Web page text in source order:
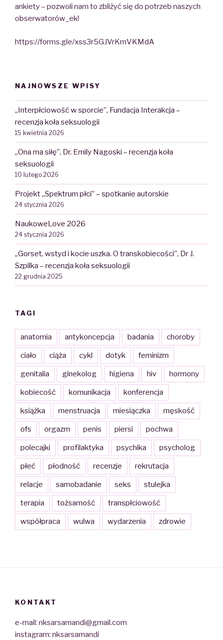
ankiety – pozwoli nam to zbliżyć się do potrzeb naszych
obserwatorów_ek!
https://forms.gle/xss3r5GJVrKmVKMdA
NAJNOWSZE WPISY
„Interpłciowość w sporcie”, Fundacja Interakcja –
recenzja koła seksuologii
15 kwietnia 2026
„Ona ma siłę”, Dr. Emily Nagoski – recenzja koła
seksuologii
10 lutego 2026
Projekt „Spektrum płci” – spotkanie autorskie
24 stycznia 2026
NaukoweLove 2026
24 stycznia 2026
„Gorset, wstyd i kocie uszka. O transkobiecości”, Dr J.
Szpilka – recenzja koła seksuologii
22 grudnia 2025
TAGI
anatomia antykoncepcja badania choroby
ciało ciąża cykl dotyk feminizm
genitalia ginekolog higiena hiv hormony
kobiecość komunikacja konferencja
książka menstruacja miesiączka męskość
ofs orgazm penis piersi pochwa
polecajki profilaktyka psychika psycholog
płeć płodność recenzje rekrutacja
relacje samobadanie seks stulejka
terapia tożsamość transpłciowość
współpraca wulwa wydarzenia zdrowie
KONTAKT
e-mail: nksarsamandi@gmail.com
instagram: nksarsamandi